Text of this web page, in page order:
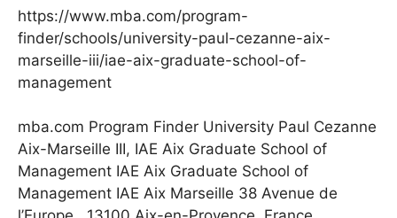
https://www.mba.com/program-
finder/schools/university-paul-cezanne-aix-
marseille-iii/iae-aix-graduate-school-of-
management
mba.com Program Finder University Paul Cezanne
Aix-Marseille III, IAE Aix Graduate School of
Management IAE Aix Graduate School of
Management IAE Aix Marseille 38 Avenue de